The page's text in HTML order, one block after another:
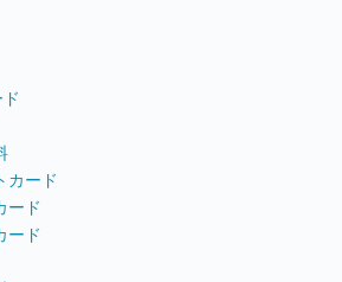
カード
ード
ード